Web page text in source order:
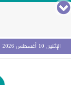
الإثنين 10 أغسطس 2026